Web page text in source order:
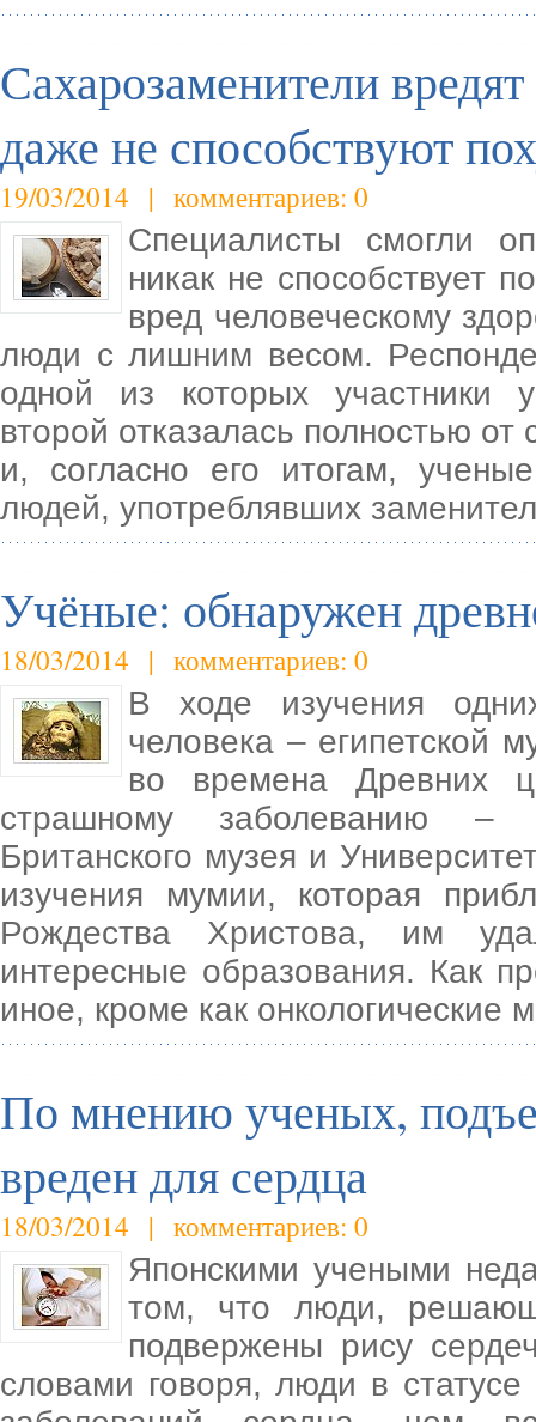
Сахарозаменители
даже не способствуют
19/03/2014 | комментариев: 0
Специалисты смогли
никак не способствует
вред человеческому
люди с лишним весом.
одной из которых участники
второй отказалась полностью
и, согласно его итогам,
людей, употреблявших
Учёные: обнаружен
18/03/2014 | комментариев: 0
В ходе изучения
человека – египетской
во времена Древних
страшному заболеванию –
Британского музея и
изучения мумии, которая
Рождества Христова, им
интересные образования. Как
иное, кроме как онкологические
По мнению ученых,
вреден для сердца
18/03/2014 | комментариев: 0
Японскими учеными
том, что люди,
подвержены рису
словами говоря, люди в